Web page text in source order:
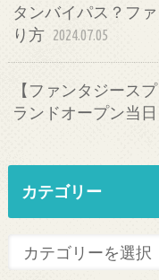
タンバイパス？フ
り方 2024.07.05
【ファンタジース
ランドオープン当
カテゴリー